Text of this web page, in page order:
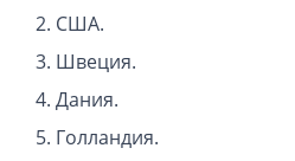
Оффшоры на Сейшелах
Турция (компания и счёт)
Счёт и карта в Турции для физлиц
США.
Швеция.
Дания.
Голландия.